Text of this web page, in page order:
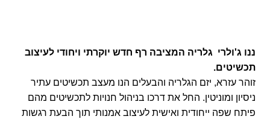
ננו ג'ולרי גלריה המציבה רף חדש יוקרתי ויחודי לעיצוב
תכשיטים.
זוהר עזרא, יזם הגלריה והבעלים הנו מעצב תכשיטים עתיר
ניסיון ומוניטין. החל את דרכו בניהול חנויות לתכשיטים מהם
פיתח שפה ייחודית ואישית לעיצוב אמנותי תוך הבעת רגשות